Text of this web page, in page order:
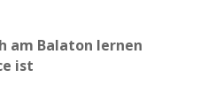
am Balaton lernen
ist